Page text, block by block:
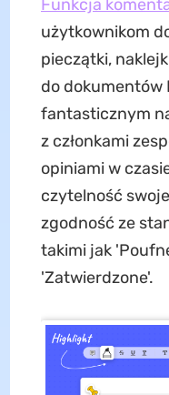
Funkcja
użytkownikom
pieczątki,
do dokumentów
fantasticznym
z członkami
opiniami w
czytelność
zgodność ze
takimi jak
'Zatwierdzone'.